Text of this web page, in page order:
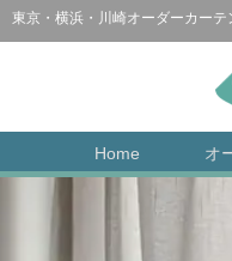
東京・横浜・川崎オーダーカー
Home オ